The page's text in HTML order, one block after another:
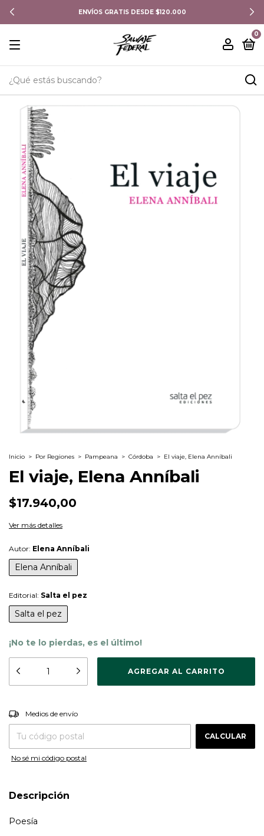
ENVÍOS GRATIS DESDE $120.000
0
Inicio > Por Regiones > Pampeana > Córdoba > El viaje, Elena Anníbali
El viaje, Elena Anníbali
$17.940,00
Ver más detalles
Autor: Elena Anníbali
Elena Anníbali
Editorial: Salta el pez
Salta el pez
¡No te lo pierdas, es el último!
Entregas para el CP:
Medios de envío
CALCULAR
No sé mi código postal
Descripción
Poesía